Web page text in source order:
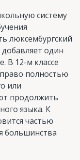
систему
люксембургский
добавляет один
В 12-м классе
полностью
или
продолжить
языка. К
частью
большинства